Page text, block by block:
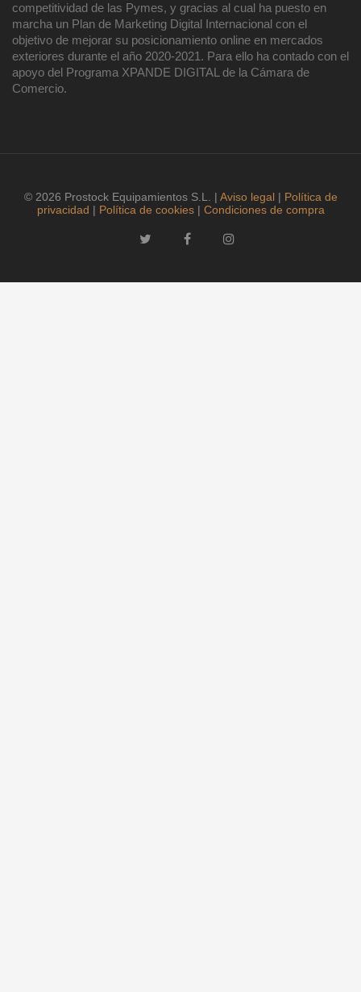
competitividad de las Pymes, y gracias al cual ha puesto en
marcha un Plan de Marketing Digital Internacional con el
objetivo de mejorar su posicionamiento online en mercados
exteriores durante el año 2020-2021. Para ello ha contado con el
apoyo del Programa XPANDE DIGITAL de la Cámara de
Comercio.
© 2026 Prostock Equipamientos S.L. | Aviso legal| Política de
privacidad | Política de cookies| Condiciones de compra